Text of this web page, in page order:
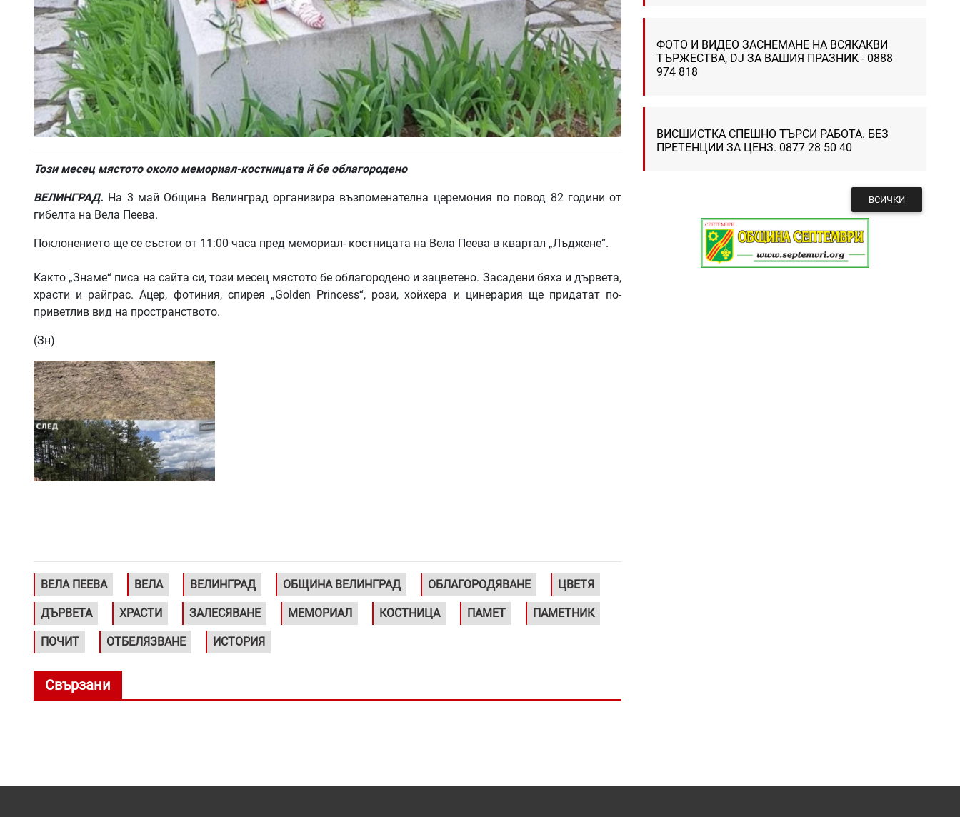
Този месец мястото около мемориал-костницата й бе облагородено
ВЕЛИНГРАД. На 3 май Община Велинград организира възпоменателна церемония по повод 82 години от
гибелта на Вела Пеева.
Поклонението ще се състои от 11:00 часа пред мемориал- костницата на Вела Пеева в квартал „Лъджене“.
Както „Знаме“ писа на сайта си, този месец мястото бе облагородено и зацветено. Засадени бяха и дървета,
храсти и райграс. Ацер, фотиния, спирея „Golden Princess“, рози, хойхера и цинерария ще придатат по-
приветлив вид на пространството.
(Зн)
ВЕЛА ПЕЕВА ВЕЛА ВЕЛИНГРАД ОБЩИНА ВЕЛИНГРАД ОБЛАГОРОДЯВАНЕ ЦВЕТЯ
ДЪРВЕТА ХРАСТИ ЗАЛЕСЯВАНЕ МЕМОРИАЛ КОСТНИЦА ПАМЕТ ПАМЕТНИК
ПОЧИТ ОТБЕЛЯЗВАНЕ ИСТОРИЯ
Свързани
ФОТО И ВИДЕО ЗАСНЕМАНЕ НА ВСЯКАКВИ
ТЪРЖЕСТВА, DJ ЗА ВАШИЯ ПРАЗНИК - 0888
974 818
ВИСШИСТКА СПЕШНО ТЪРСИ РАБОТА. БЕЗ
ПРЕТЕНЦИИ ЗА ЦЕНЗ. 0877 28 50 40
ВСИЧКИ